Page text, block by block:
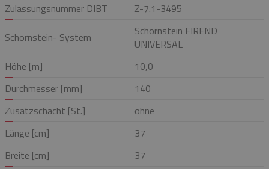
Zulassungsnummer DIBT
Z-7.1-3495
Schornstein- System
Schornstein FIREND
UNIVERSAL
Höhe [m]
10,0
Durchmesser [mm]
140
Zusatzschacht [St.]
ohne
Länge [cm]
37
Breite [cm]
37